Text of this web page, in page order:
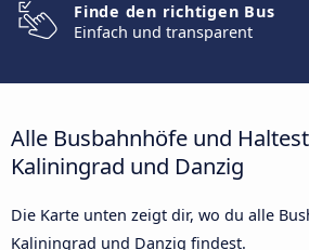
Finde den richtigen Bus
Einfach und transparent
Alle Busbahnhöfe und
Kaliningrad und Danzig
Die Karte unten zeigt dir, wo du alle
Kaliningrad und Danzig findest.